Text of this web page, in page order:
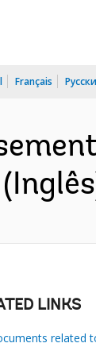
Français
LINKS
related